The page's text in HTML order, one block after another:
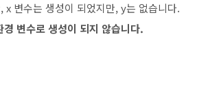
x 변수는 생성이 되었지만, y는 없습니다.
변수로 생성이 되지 않습니다.